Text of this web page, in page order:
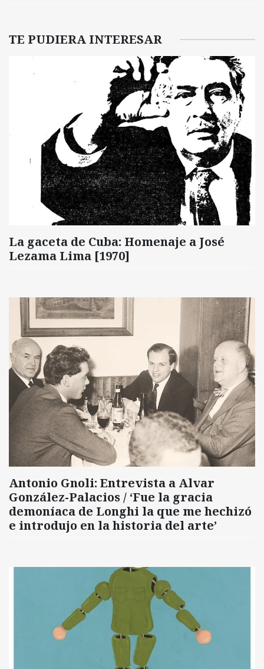
TE PUDIERA INTERESAR
La gaceta de Cuba: Homenaje a José
Lezama Lima [1970]
Antonio Gnoli: Entrevista a Alvar
González-Palacios / ‘Fue la gracia
demoníaca de Longhi la que me hechizó
e introdujo en la historia del arte’